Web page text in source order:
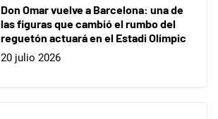
Don Omar vuelve a Barcelona: una de
las figuras que cambió el rumbo del
reguetón actuará en el Estadi Olímpic
20 julio 2026